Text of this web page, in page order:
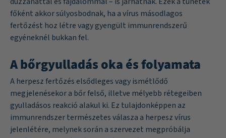
főként akkor súlyosbodnak, ha a vírus másodlagos
fertőzést hoz létre vagy gyengült immunrendszerű
egyéneknél bukkan fel.
A bőrgyulladás oka és folyamata
A herpesz fertőzés elsődleges vagy ismétlődő
megjelenésekor a bőr felső, illetve mélyebb rétegeiben
gyulladásos reakció alakul ki. Ez tulajdonképpen az
immunrendszer természetes válasza a herpesz vírus
jelenlétére, melynek során a szervezet megpróbálja